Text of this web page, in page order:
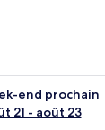
16
end prochain
21 - août 23
pour